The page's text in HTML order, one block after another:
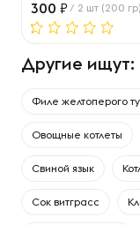
300 / 2 шт (200 гр)
Другие ищут:
Филе желтоперого
Овощные котлеты
Свиной язык
Сок витграсс